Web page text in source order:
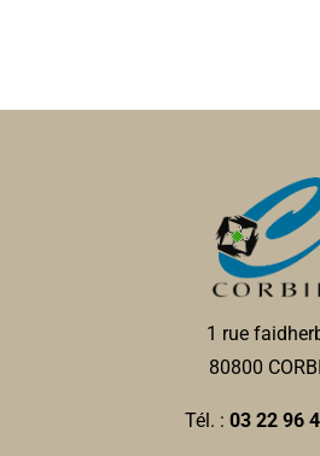
1 rue
80800
Tél. : 03 22 96